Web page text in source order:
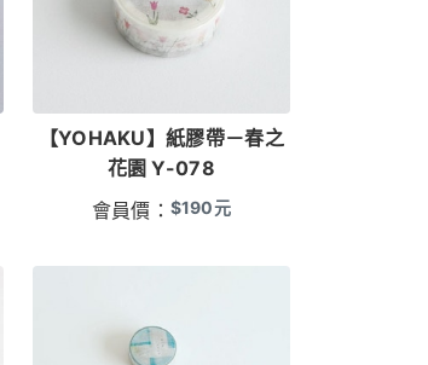
【YOHAKU】紙膠帶－春之
花園 Y-078
會員價： $190元